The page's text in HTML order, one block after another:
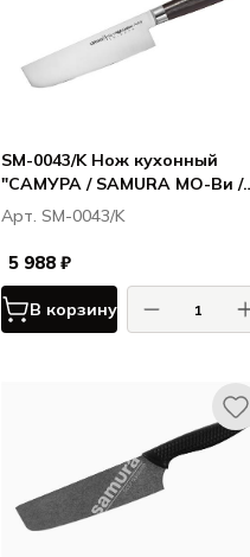
SM-0043/K Нож кухонный
"САМУРА / SAMURA МО-Ви /
MO-V" накири 167 мм, G-10
Арт. SM-0043/K
5 988 ₽
В корзину